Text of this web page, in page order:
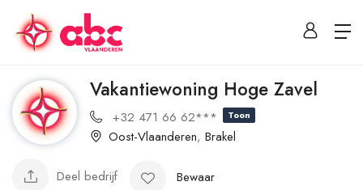
Vakantiewoning Hoge Zavel
+32 471 66 62*** Toon
Oost-Vlaanderen, Brakel
Deel bedrijf Bewaar